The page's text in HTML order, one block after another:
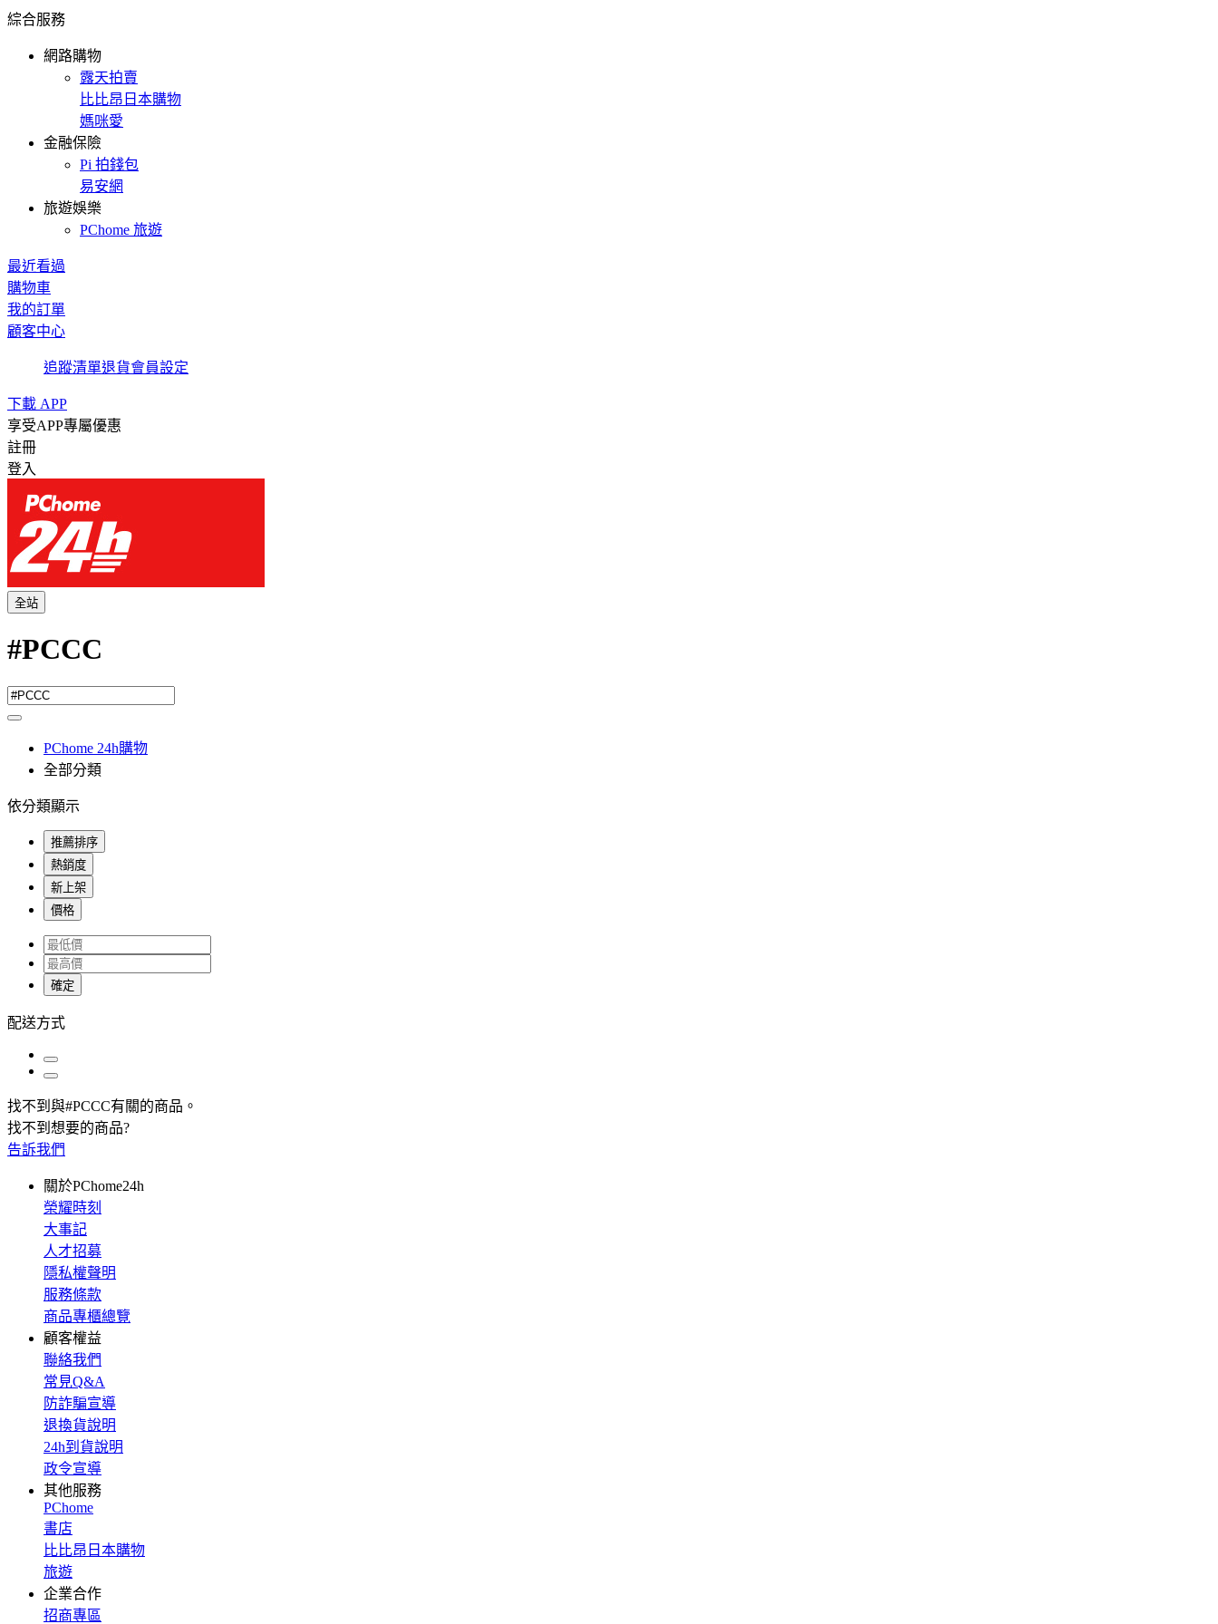
綜合服務
網路購物
露天拍賣
比比昂日本購物
媽咪愛
金融保險
Pi 拍錢包
易安網
旅遊娛樂
PChome 旅遊
最近看過
購物車
我的訂單
顧客中心
追蹤清單退貨會員設定
下載 APP
享受APP專屬優惠
註冊
登入
全站
#PCCC
PChome 24h購物
全部分類
依分類顯示
推薦排序
熱銷度
新上架
價格
確定
配送方式
找不到與#PCCC有關的商品 。
找不到想要的商品?
告訴我們
關於PChome24h
榮耀時刻
大事記
人才招募
隱私權聲明
服務條款
商品專櫃總覽
顧客權益
聯絡我們
常見Q&A
防詐騙宣導
退換貨說明
24h到貨說明
政令宣導
其他服務
PChome
書店
比比昂日本購物
旅遊
企業合作
招商專區